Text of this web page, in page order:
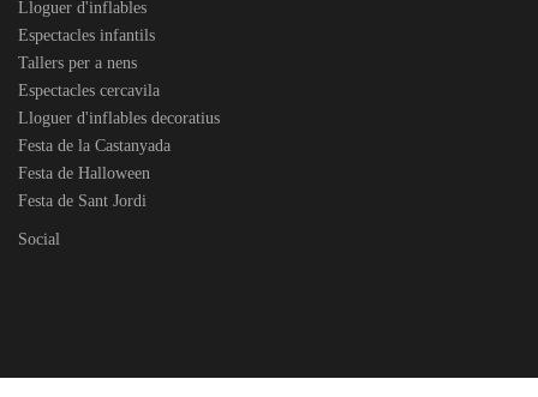
Lloguer d'inflables
Espectacles infantils
Tallers per a nens
Espectacles cercavila
Lloguer d'inflables decoratius
Festa de la Castanyada
Festa de Halloween
Festa de Sant Jordi
Social